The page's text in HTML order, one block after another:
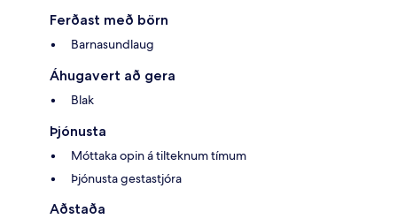
Ferðast með börn
Barnasundlaug
Áhugavert að gera
Blak
Þjónusta
Móttaka opin á tilteknum tímum
Þjónusta gestastjóra
Aðstaða